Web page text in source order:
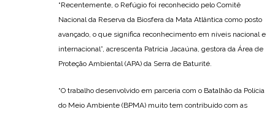
“Recentemente, o Refúgio foi reconhecido pelo Comitê
Nacional da Reserva da Biosfera da Mata Atlântica como posto
avançado, o que significa reconhecimento em níveis nacional e
internacional”, acrescenta Patrícia Jacaúna, gestora da Área de
Proteção Ambiental (APA) da Serra de Baturité.
“O trabalho desenvolvido em parceria com o Batalhão da Polícia
do Meio Ambiente (BPMA) muito tem contribuído com as